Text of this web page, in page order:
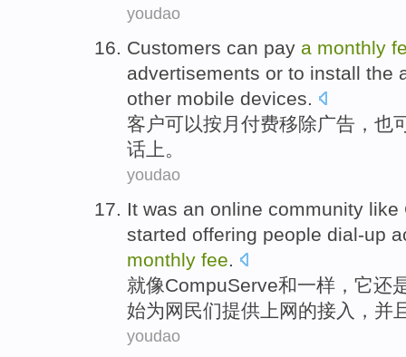
youdao
Customers can pay a monthly
advertisements or to install the
other mobile devices.
客户可以按 月 付费移除广告 ， 也
话上。
youdao
It was an online community like
started offering people dial-up
monthly fee.
就像CompuServe和一样， 它还
始为 网民们提供 上网的接入 ，并
youdao